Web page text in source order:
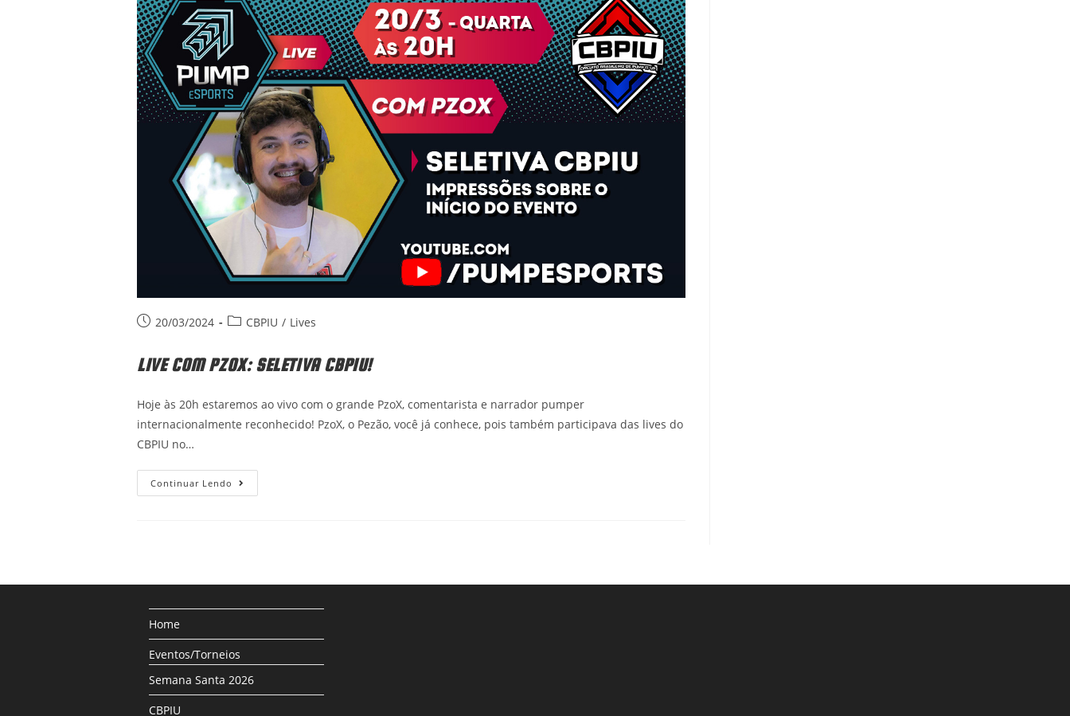
Post20/03/2024
PostCBPIU / Lives
LIVE COM PZOX: SELETIVA CBPIU!
Hoje às 20h estaremos ao vivo com o grande PzoX, comentarista e narrador pumper
internacionalmente reconhecido! PzoX, o Pezão, você já conhece, pois também participava das lives do
CBPIU no…
Continuar Lendo Live
Com
Home
Eventos/Torneios
Semana Santa 2026
CBPIU